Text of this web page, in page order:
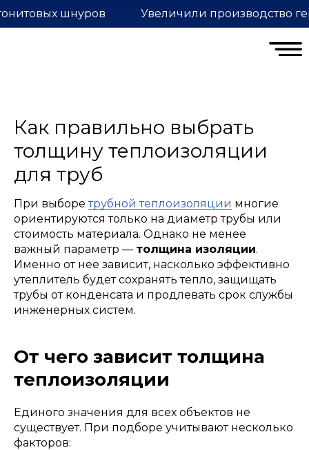
Увеличили производство
шнуров
Как правильно выбрать
толщину теплоизоляции
для труб
При выборетрубной теплоизоляции многие
ориентируются только на диаметр трубы или
стоимость материала. Однако не менее
важный параметр — толщина изоляции.
Именно от нее зависит, насколько эффективно
утеплитель будет сохранять тепло, защищать
трубы от конденсата и продлевать срок службы
инженерных систем.
От чего зависит толщина
теплоизоляции
Единого значения для всех объектов не
существует. При подборе учитывают несколько
факторов: